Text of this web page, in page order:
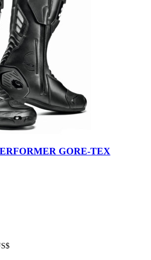
GORE-TEX